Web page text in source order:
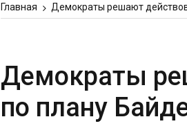
Главная Демократы решают
Демократы
по плану